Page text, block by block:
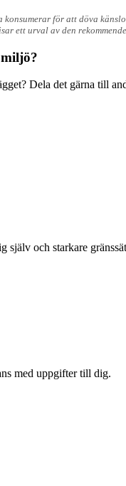
för att döva
ett urval av den
Dela det gärna till
själv och starkare
med uppgifter till dig.